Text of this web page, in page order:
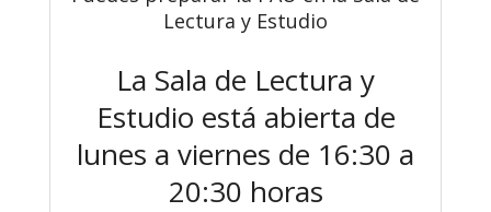
Lectura y Estudio
La Sala de Lectura y
Estudio está abierta de
lunes a viernes de 16:30 a
20:30 horas